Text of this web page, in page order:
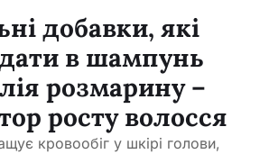
добавки, які
в шампунь
розмарину –
росту волосся
кровообіг у шкірі голови,